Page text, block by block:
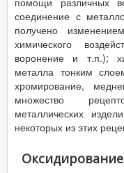
соединение с
получено
химического
воронение и т.п.);
металла тонким
хромирование,
множество
металлических
некоторых из этих